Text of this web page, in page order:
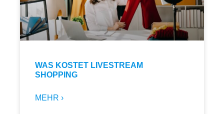
WAS KOSTET LIVESTREAM
SHOPPING
MEHR ›